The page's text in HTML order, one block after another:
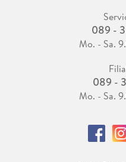
089 -
Mo. - Sa.
089 -
Mo. - Sa.